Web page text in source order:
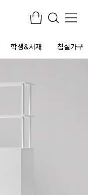
학생&서재 침실가구